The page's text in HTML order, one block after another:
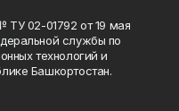
ТУ 02-01792 от 19 мая
службы по
технологий и
Башкортостан.